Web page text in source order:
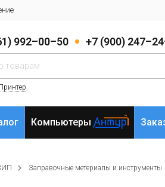
992–00–50 +7 (900)
Компьютеры
Заправочные метериалы и инструменты